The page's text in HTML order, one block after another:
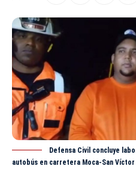
Defensa Civil concluye
autobús en carretera Moca-San Víctor